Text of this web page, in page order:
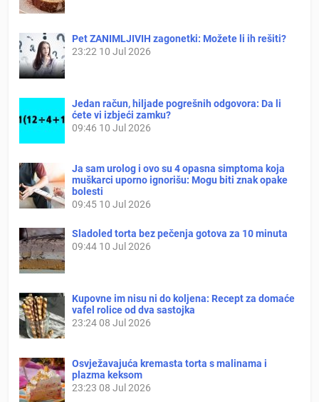
Pet ZANIMLJIVIH zagonetki: Možete li ih rešiti?
23:22 10 Jul 2026
Jedan račun, hiljade pogrešnih odgovora: Da li
ćete vi izbjeći zamku?
09:46 10 Jul 2026
Ja sam urolog i ovo su 4 opasna simptoma koja
muškarci uporno ignorišu: Mogu biti znak opake
bolesti
09:45 10 Jul 2026
Sladoled torta bez pečenja gotova za 10 minuta
09:44 10 Jul 2026
Kupovne im nisu ni do koljena: Recept za domaće
vafel rolice od dva sastojka
23:2408 Jul 2026
Osvježavajuća kremasta torta s malinama i
plazma keksom
23:23 08 Jul 2026